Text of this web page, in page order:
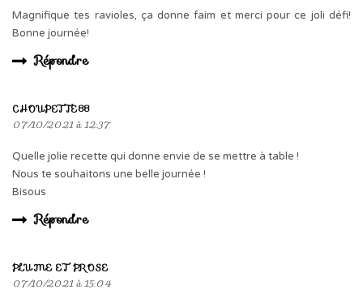
Magnifique tes ravioles, ça donne faim et merci pour ce joli défi!
Bonne journée!
Répondre
CHOUPETTE88
07/10/2021 à 12:37
Quelle jolie recette qui donne envie de se mettre à table !
Nous te souhaitons une belle journée !
Bisous
Répondre
PLUME ET PROSE
07/10/2021 à 15:04